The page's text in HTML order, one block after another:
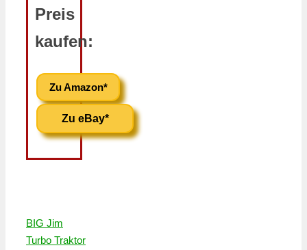
Preis
kaufen:
Zu Amazon*
Zu eBay*
BIG Jim
Turbo Traktor